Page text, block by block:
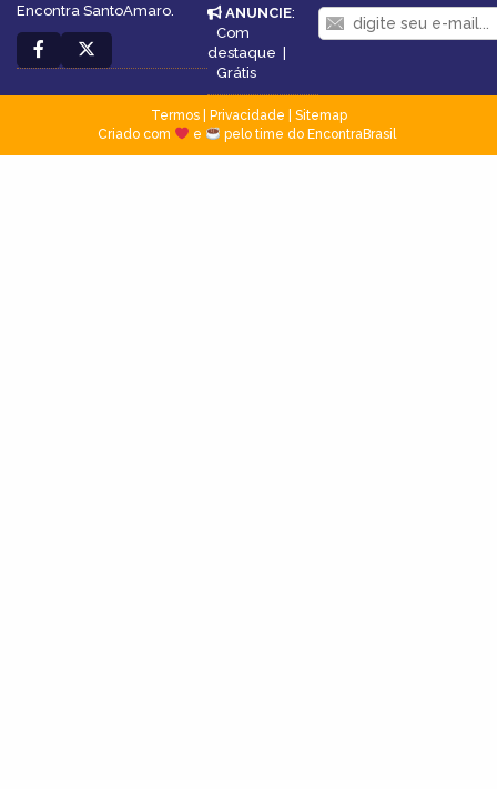
Encontra SantoAmaro.
ANUNCIE:
Com
destaque |
Grátis
Termos| Privacidade
Sitemap
Criado com
e pelo time do EncontraBrasil